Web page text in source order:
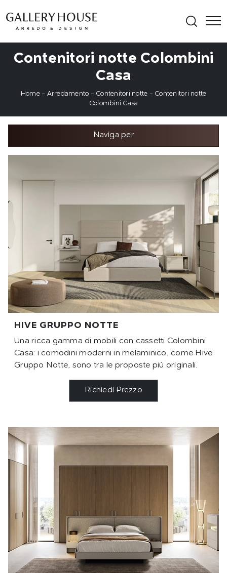
Contenitori notte Colombini
Casa
Home- Arredamento - Contenitori notte - Contenitori notte
Colombini Casa
Naviga per
HIVE GRUPPO NOTTE
Una ricca gamma di mobili con cassetti Colombini
Casa: i comodini moderni in melaminico, come Hive
Gruppo Notte, sono tra le proposte più originali.
Richiedi Prezzo